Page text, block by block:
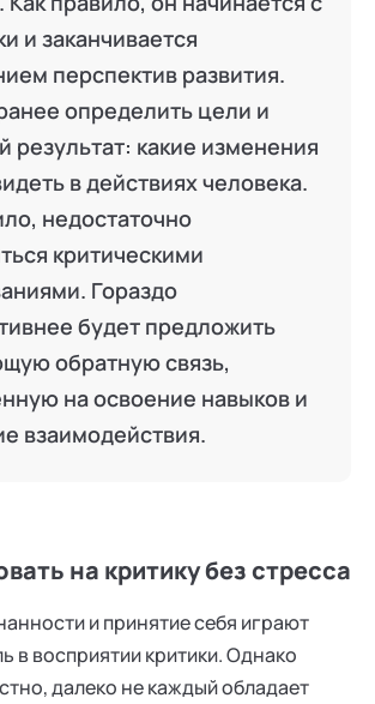
и заканчивается
перспектив развития.
определить цели и
результат: какие изменения
в действиях человека.
недостаточно
критическими
Гораздо
будет предложить
обратную связь,
на освоение навыков и
взаимодействия.
на критику без стресса
и принятие себя играют
в восприятии критики. Однако
далеко не каждый обладает